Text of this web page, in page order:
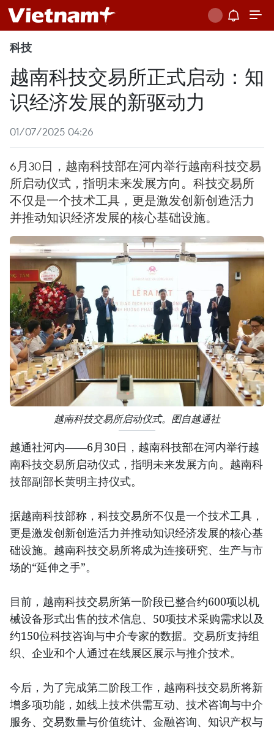
科技
越南科技交易所正式启动：知
识经济发展的新驱动力
01/07/2025 04:26
6月30日，越南科技部在河内举行越南科技交易
所启动仪式，指明未来发展方向。科技交易所
不仅是一个技术工具，更是激发创新创造活力
并推动知识经济发展的核心基础设施。
越南科技交易所启动仪式。图自越通社
越通社河内——6月30日，越南科技部在河内举行越
南科技交易所启动仪式，指明未来发展方向。越南科
技部副部长黄明主持仪式。
据越南科技部称，科技交易所不仅是一个技术工具，
更是激发创新创造活力并推动知识经济发展的核心基
础设施。越南科技交易所将成为连接研究、生产与市
场的“延伸之手”。
目前，越南科技交易所第一阶段已整合约600项以机
械设备形式出售的技术信息、50项技术采购需求以及
约150位科技咨询与中介专家的数据。交易所支持组
织、企业和个人通过在线展区展示与推介技术。
今后，为了完成第二阶段工作，越南科技交易所将新
增多项功能，如线上技术供需互动、技术咨询与中介
服务、交易数量与价值统计、金融咨询、知识产权与